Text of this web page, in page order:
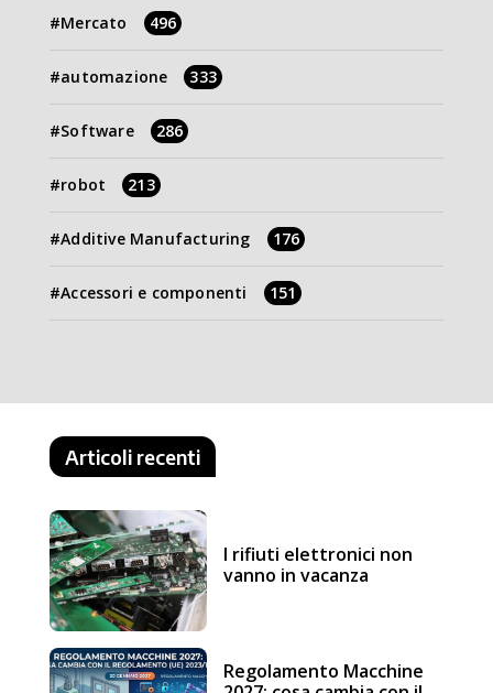
Mercato 496
automazione 333
Software 286
robot 213
Additive Manufacturing 176
Accessori e componenti 151
Articoli recenti
I rifiuti elettronici non
vanno in vacanza
Regolamento Macchine